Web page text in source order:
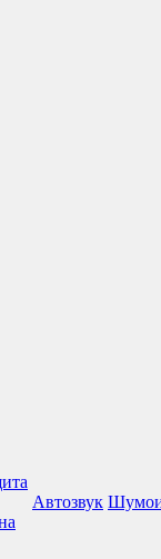
Автозвук